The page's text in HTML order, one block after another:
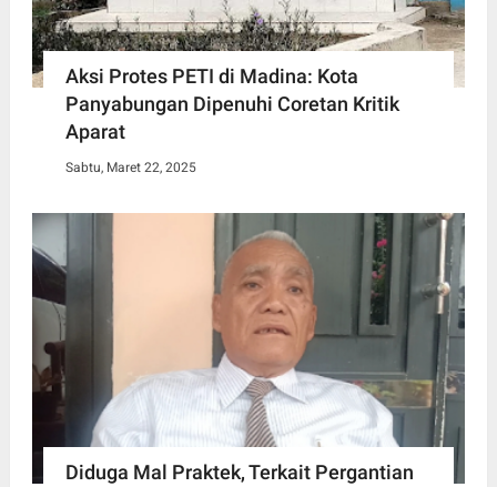
Aksi Protes PETI di Madina: Kota
Panyabungan Dipenuhi Coretan Kritik
Aparat
Sabtu, Maret 22, 2025
Diduga Mal Praktek, Terkait Pergantian